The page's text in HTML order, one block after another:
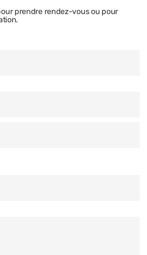
prendre rendez-vous ou pour